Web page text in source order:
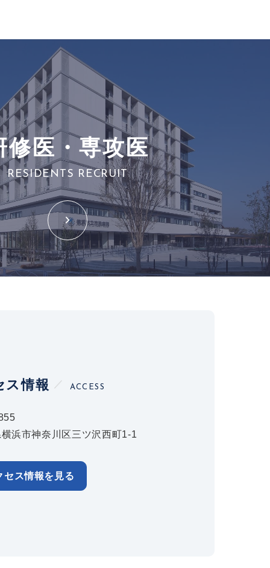
修医・専攻医
RESIDENTS RECRUIT
ス情報 ACCESS
浜市神奈川区三ツ沢西町1-1
セス情報を見る